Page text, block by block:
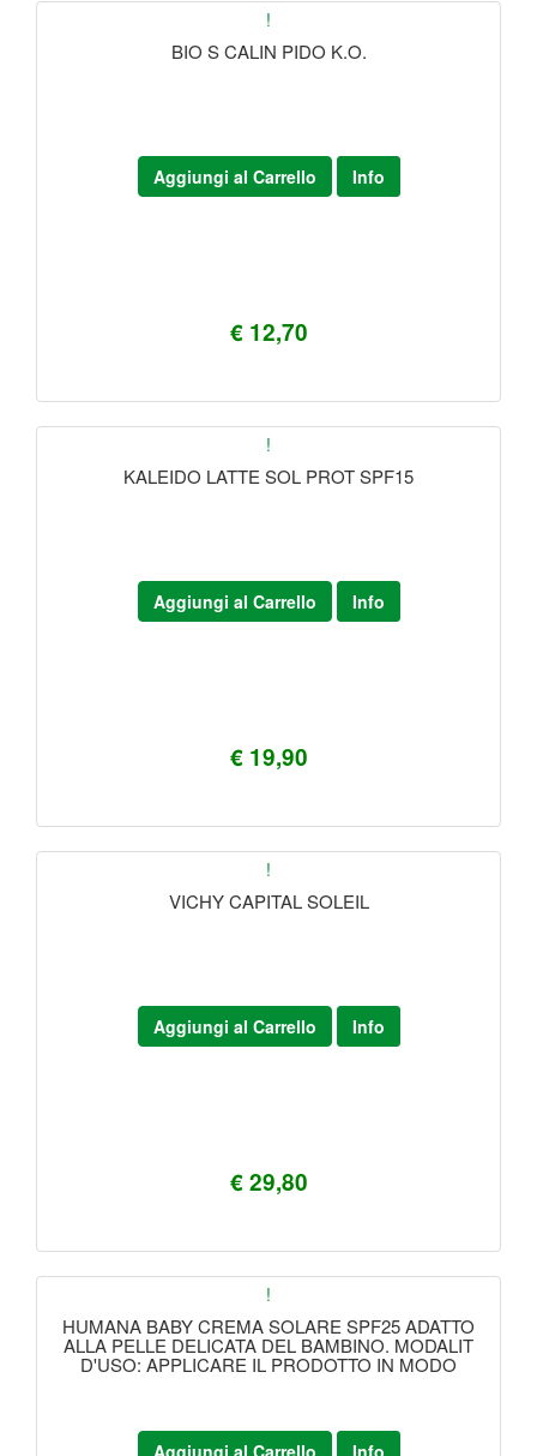
!
BIO S CALIN PIDO K.O.
€ 12,70
Aggiungi al Carrello Info
!
KALEIDO LATTE SOL PROT SPF15
€ 19,90
Aggiungi al Carrello Info
!
VICHY CAPITAL SOLEIL
€ 29,80
Aggiungi al Carrello Info
!
HUMANA BABY CREMA SOLARE SPF25 ADATTO
ALLA PELLE DELICATA DEL BAMBINO. MODALIT
D'USO: APPLICARE IL PRODOTTO IN MODO
Aggiungi al Carrello Info